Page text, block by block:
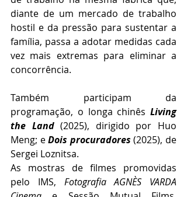
diante de um mercado de trabalho
hostil e da pressão para sustentar a
família, passa a adotar medidas cada
vez mais extremas para eliminar a
concorrência.
Também participam da
programação, o longa chinês Living
the Land (2025), dirigido por Huo
Meng; e Dois procuradores (2025), de
Sergei Loznitsa.
As mostras de filmes promovidas
pelo IMS, Fotografia AGNÈS VARDA